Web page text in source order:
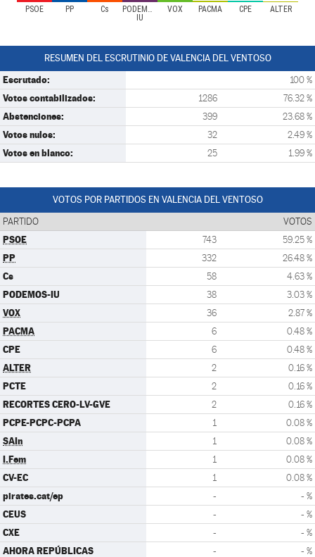
PSOE PP Cs
PODEMOS-
IU
VOX PACMA CPE ALTER
RESUMEN DEL ESCRUTINIO DE VALENCIA DEL VENTOSO
Escrutado: 100 %
Votos contabilizados: 1286 76.32 %
Abstenciones: 399 23.68 %
Votos nulos: 32 2.49 %
Votos en blanco: 25 1.99 %
VOTOS POR PARTIDOS EN VALENCIA DEL VENTOSO
PARTIDO VOTOS
PSOE 743 59.25 %
PP 332 26.48 %
Cs 58 4.63 %
PODEMOS-IU 38 3.03 %
VOX 36 2.87 %
PACMA 6 0.48 %
CPE 6 0.48 %
ALTER 2 0.16 %
PCTE 2 0.16 %
RECORTES CERO-LV-GVE 2 0.16 %
PCPE-PCPC-PCPA 1 0.08 %
SAIn 1 0.08 %
I.Fem 1 0.08 %
CV-EC 1 0.08 %
pirates.cat/ep - - %
CEUS - - %
CXE - - %
AHORA REPÚBLICAS - - %